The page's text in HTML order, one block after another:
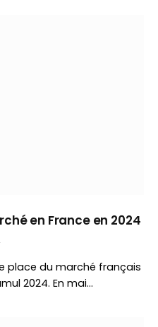
en France en 2024
place du marché français
2024. En mai…